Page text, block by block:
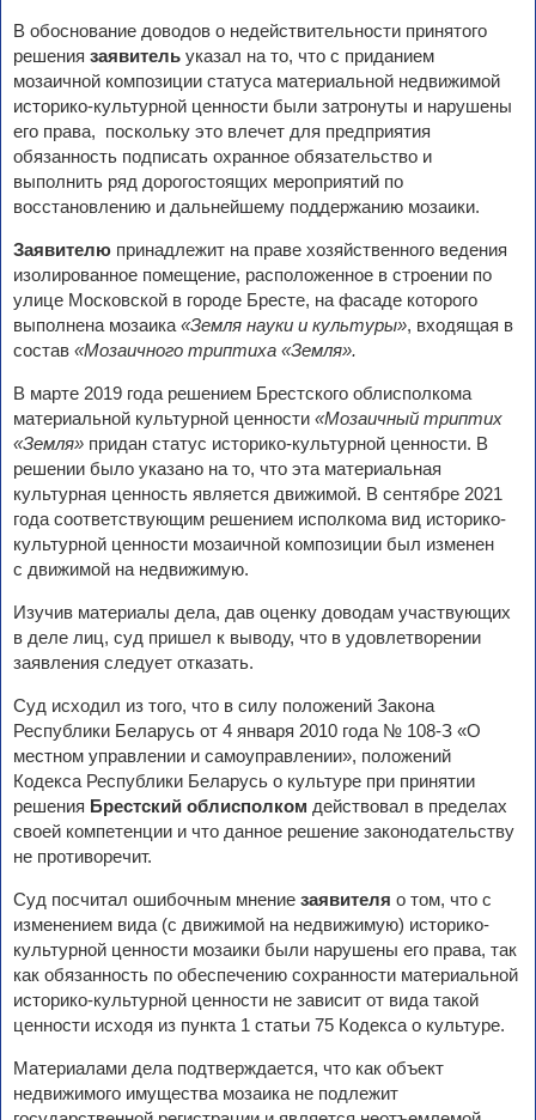
В обоснование доводов о недействительности принятого
решения заявитель указал на то, что с приданием
мозаичной композиции статуса материальной недвижимой
историко-культурной ценности были затронуты и нарушены
его права, поскольку это влечет для предприятия
обязанность подписать охранное обязательство и
выполнить ряд дорогостоящих мероприятий по
восстановлению и дальнейшему поддержанию мозаики.
Заявителю принадлежит на праве хозяйственного ведения
изолированное помещение, расположенное в строении по
улице Московской в городе Бресте, на фасаде которого
выполнена мозаика «Земля науки и культуры», входящая в
состав «Мозаичного триптиха «Земля».
В марте 2019 года решением Брестского облисполкома
материальной культурной ценности «Мозаичный триптих
«Земля» придан статус историко-культурной ценности. В
решении было указано на то, что эта материальная
культурная ценность является движимой. В сентябре 2021
года соответствующим решением исполкома вид историко-
культурной ценности мозаичной композиции был изменен
с движимой на недвижимую.
Изучив материалы дела, дав оценку доводам участвующих
в деле лиц, суд пришел к выводу, что в удовлетворении
заявления следует отказать.
Суд исходил из того, что в силу положений Закона
Республики Беларусь от 4 января 2010 года № 108-З «О
местном управлении и самоуправлении», положений
Кодекса Республики Беларусь о культуре при принятии
решения Брестский облисполком действовал в пределах
своей компетенции и что данное решение законодательству
не противоречит.
Суд посчитал ошибочным мнение заявителя о том, что с
изменением вида (с движимой на недвижимую) историко-
культурной ценности мозаики были нарушены его права, так
как обязанность по обеспечению сохранности материальной
историко-культурной ценности не зависит от вида такой
ценности исходя из пункта 1 статьи 75 Кодекса о культуре.
Материалами дела подтверждается, что как объект
недвижимого имущества мозаика не подлежит